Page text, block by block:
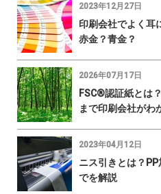
2023年12月27日
印刷会社でよく耳
赤金？青金？
2026年07月17日
FSC®認証紙とは
まで印刷会社がわ
2023年04月12日
ニス引きとは？
でを解説